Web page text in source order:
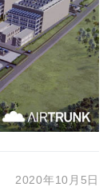
2020年10月5日